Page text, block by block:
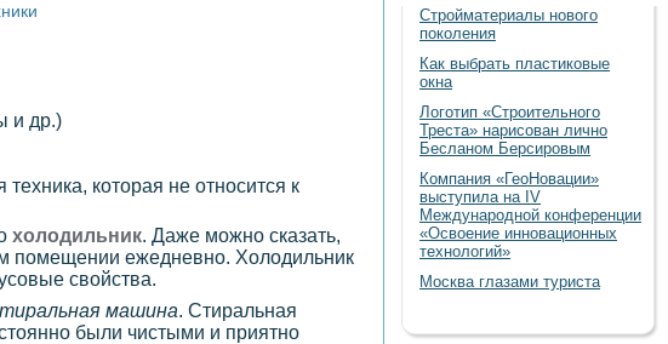
и др.)
которая не относится к
холодильник. Даже можно сказать,
помещении ежедневно. Холодильник
свойства.
машина. Стиральная
были чистыми и приятно
Стройматериалы нового
поколения
Как выбрать пластиковые
окна
Логотип «Строительного
Треста» нарисован лично
Бесланом Берсировым
Компания «ГеоНовации»
выступила на IV
Международной конференции
«Освоение инновационных
технологий»
Москва глазами туриста